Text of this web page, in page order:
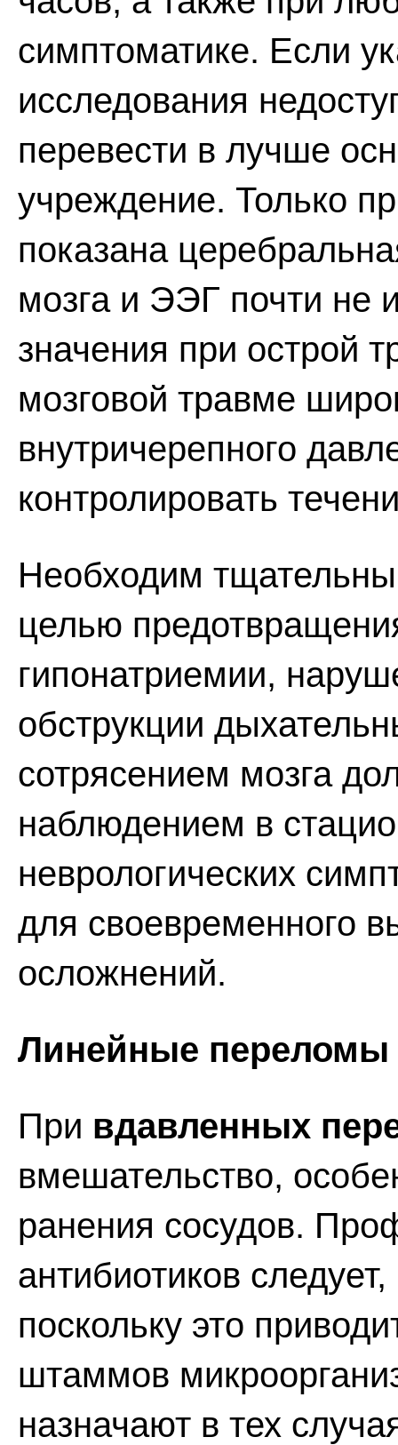
симптоматике. Если
исследования
перевести в лучше
учреждение. Только
показана
мозга и ЭЭГ почти не
значения при острой
мозговой травме
внутричерепного
контролировать
Необходим
целью
гипонатриемии,
обструкции
сотрясением мозга
наблюдением в
неврологических
для своевременного
осложнений.
Линейные переломы
При вдавленных
вмешательство,
ранения сосудов.
антибиотиков
поскольку это
штаммов
назначают в тех